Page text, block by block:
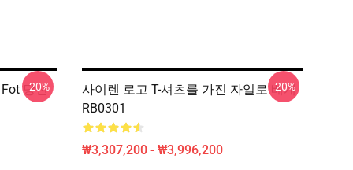
당신
-20%
사이렌 로고 T-셔츠를 가진 자일로 베개
RB0301
₩3,307,200 - ₩3,996,200
-20%